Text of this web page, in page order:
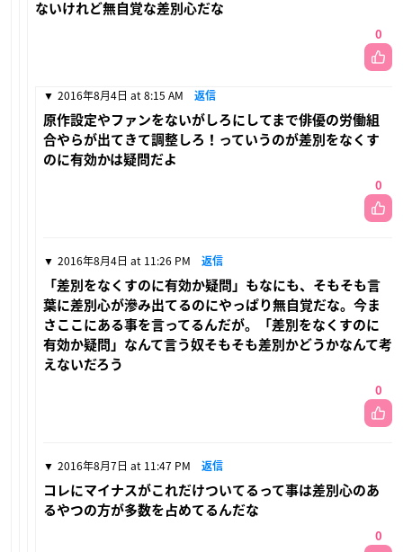
ないけれど無自覚な差別心だな
0
2016年8月4日 at 8:15 AM 返信
原作設定やファンをないがしろにしてまで俳優の労働組
合やらが出てきて調整しろ！っていうのが差別をなくす
のに有効かは疑問だよ
0
2016年8月4日 at 11:26 PM 返信
「差別をなくすのに有効か疑問」もなにも、そもそも言
葉に差別心が滲み出てるのにやっぱり無自覚だな。今ま
さここにある事を言ってるんだが。「差別をなくすのに
有効か疑問」なんて言う奴そもそも差別かどうかなんて考
えないだろう
0
2016年8月7日 at 11:47 PM 返信
コレにマイナスがこれだけついてるって事は差別心のあ
るやつの方が多数を占めてるんだな
0